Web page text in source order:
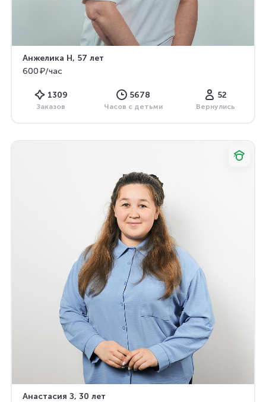
Анжелика Н, 57 лет
600 ₽/час
1309
Заказов
5678
Часов с детьми
52
Вернулись
Анастасия З, 30 лет